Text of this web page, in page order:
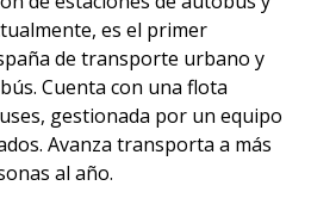
es el primer
de transporte urbano y
Cuenta con una flota
gestionada por un equipo
Avanza transporta a más
al año.